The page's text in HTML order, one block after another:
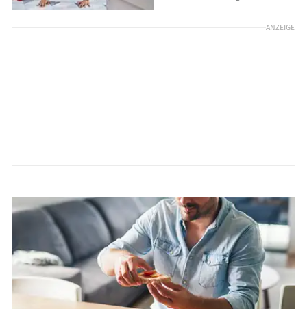
ANZEIGE